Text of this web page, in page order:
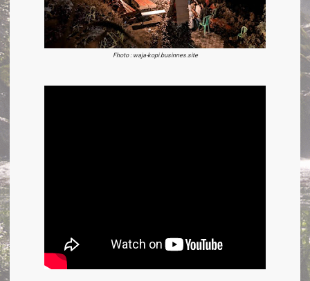
Fhoto : waja-kopi.businnes.site